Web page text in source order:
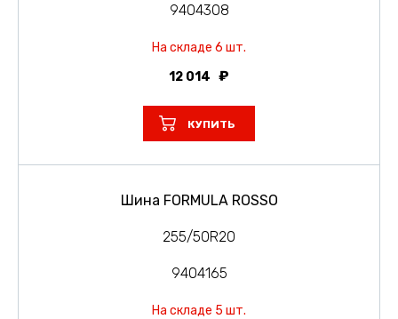
9404308
На складе 6 шт.
12 014
КУПИТЬ
Шина FORMULA ROSSO
255/50R20
9404165
На складе 5 шт.